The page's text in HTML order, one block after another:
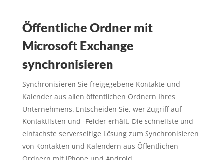
Öffentliche Ordner mit
Microsoft Exchange
synchronisieren
Synchronisieren Sie freigegebene Kontakte und
Kalender aus allen öffentlichen Ordnern Ihres
Unternehmens. Entscheiden Sie, wer Zugriff auf
Kontaktlisten und -Felder erhält. Die schnellste und
einfachste serverseitige Lösung zum Synchronisieren
von Kontakten und Kalendern aus Öffentlichen
Ordnern mit iPhone und Android.